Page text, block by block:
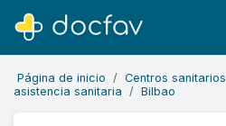
Página de inicio Centros sanitarios
asistencia sanitaria
Bilbao